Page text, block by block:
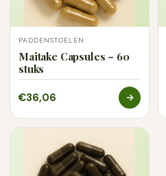
PADDENSTOELEN
Maitake Capsules – 60
stuks
€36,06